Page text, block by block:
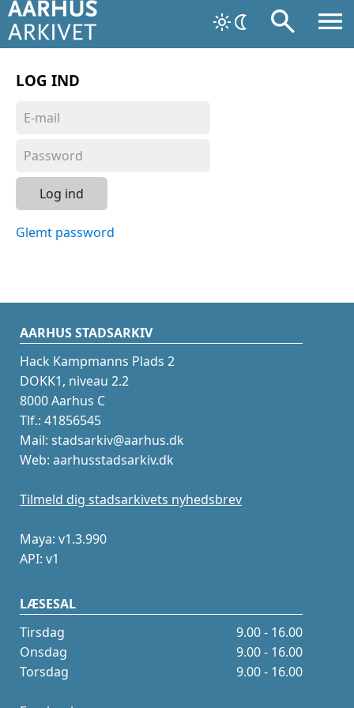
LOG IND
Log ind
Glemt password
AARHUS STADSARKIV
Hack Kampmanns Plads 2
DOKK1, niveau 2.2
8000 Aarhus C
Tlf.: 41856545
Mail: stadsarkiv@aarhus.dk
Web: aarhusstadsarkiv.dk
Tilmeld dig stadsarkivets nyhedsbrev
Maya: v1.3.990
API: v1
LÆSESAL
Tirsdag
9.00 - 16.00
Onsdag
9.00 - 16.00
Torsdag
9.00 - 16.00